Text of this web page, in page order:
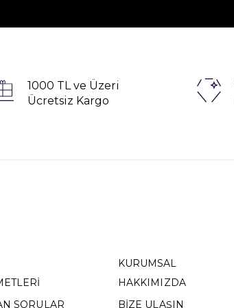
1000 TL ve Üzeri
Ücretsiz Kargo
SORULAR
KURUMSAL
HAKKIMIZDA
BİZE ULAŞIN